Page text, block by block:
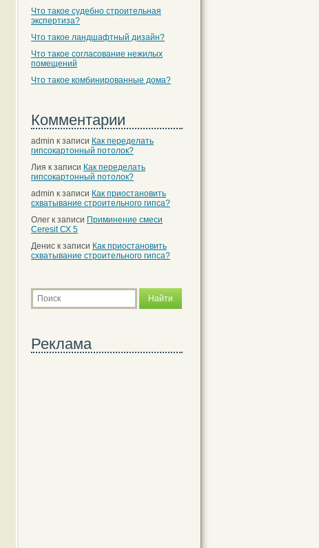
Что такое судебно строительная
экспертиза?
Что такое ландшафтный дизайн?
Что такое согласование нежилых
помещений
Что такое комбинированные дома?
Комментарии
admin к записи Как переделать
гипсокартонный потолок?
Лия к записи Как переделать
гипсокартонный потолок?
admin к записи Как приостановить
схватывание строительного гипса?
Олег к записи Приминение смеси
Ceresit СХ 5
Денис к записи Как приостановить
схватывание строительного гипса?
Реклама